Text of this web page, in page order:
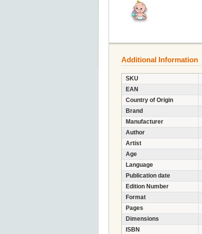
Additional Information
SKU
EAN
Country of Origin
Brand
Manufacturer
Author
Artist
Age
Language
Publication date
Edition Number
Format
Pages
Dimensions
ISBN